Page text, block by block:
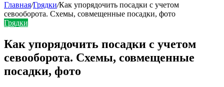
Главная/Грядки/Как упорядочить посадки с учетом
севооборота. Схемы, совмещенные посадки, фото
Грядки
Как упорядочить посадки с учетом
севооборота. Схемы, совмещенные
посадки, фото